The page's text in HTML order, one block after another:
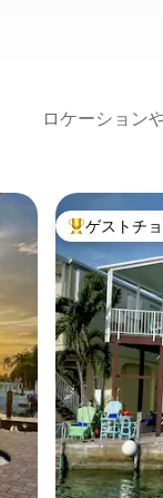
ロケーション
大好評のゲ
ゲストチ